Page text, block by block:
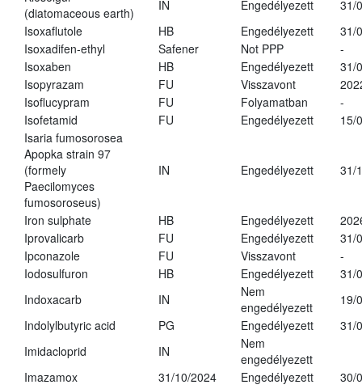
(diatomaceous earth)
IN Engedélyezett
31/
Isoxaflutole
HB Engedélyezett
31/
Isoxadifen-ethyl
Safener Not PPP
-
Isoxaben
HB Engedélyezett
31/
Isopyrazam
FU Visszavont
Isoflucypram
FU Folyamatban
-
Isofetamid
FU Engedélyezett
15/
Isaria fumosorosea
Apopka strain 97
(formely
Paecilomyces
fumosoroseus)
IN Engedélyezett 31/
Iron sulphate HB Engedélyezett
Iprovalicarb
FU Engedélyezett
31/
Ipconazole
FU Visszavont
-
Iodosulfuron
HB Engedélyezett
31/
Indoxacarb
IN
Nem
engedélyezett
19/
Indolylbutyric acid
PG Engedélyezett
31/
Imidacloprid
IN
Nem
engedélyezett
Imazamox
31/10/2024 Engedélyezett
30/